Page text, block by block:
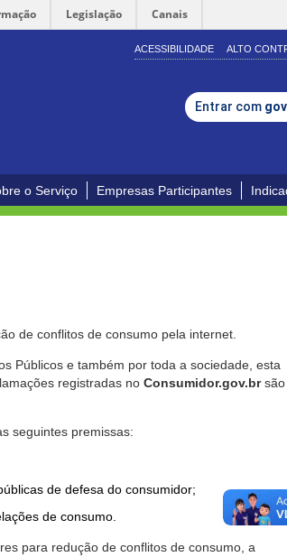
Legislação Canais
ACESSIBILIDADE ALTO
Entrar com
o Serviço Empresas Participantes
de conflitos de consumo pela internet.
Públicos e também por toda a sociedade, esta
registradas no Consumidor.gov.brsão
seguintes premissas:
de defesa do consumidor;
de consumo.
para redução de conflitos de consumo, a